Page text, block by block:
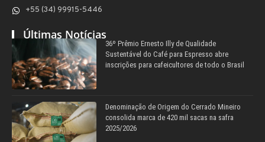
+55 (34) 99915-5446
Últimas Notícias
36º Prêmio Ernesto Illy de Qualidade
Sustentável do Café para Espresso abre
inscrições para cafeicultores de todo o Brasil
Denominação de Origem do Cerrado Mineiro
consolida marca de 420 mil sacas na safra
2025/2026